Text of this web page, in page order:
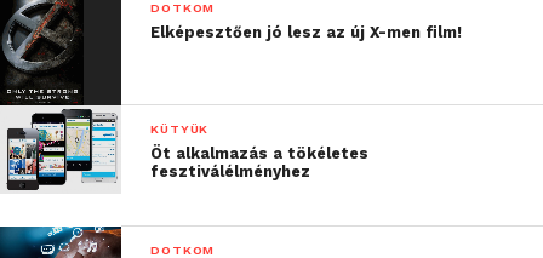
DOTKOM
Elképesztően jó lesz az új X-men film!
KÜTYÜK
Öt alkalmazás a tökéletes
fesztiválélményhez
DOTKOM